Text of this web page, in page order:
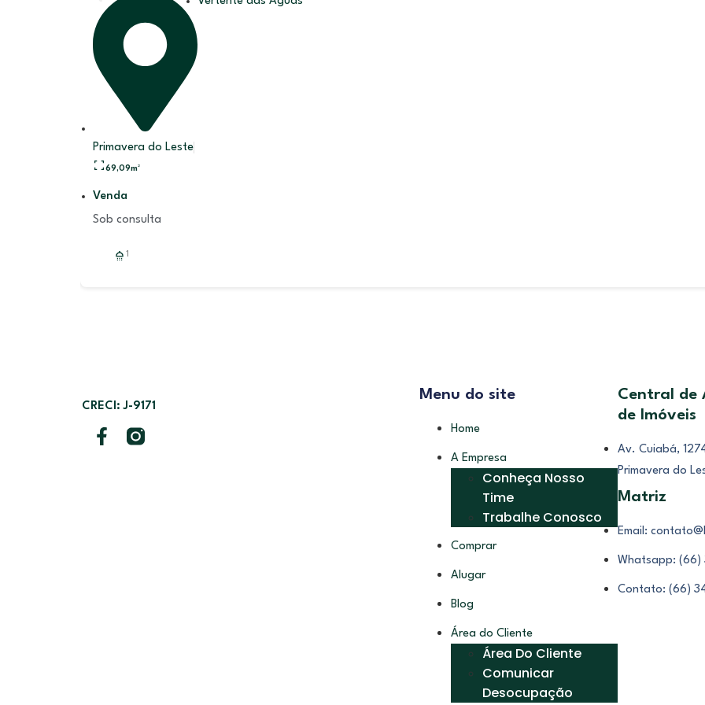
Primavera do Leste
69,09m²
Venda
Sob consulta
1
CRECI: J-9171
Menu do site
Home
A Empresa
Conheça Nosso
Time
Trabalhe Conosco
Comprar
Alugar
Blog
Área do Cliente
Área Do Cliente
Comunicar
Desocupação
Central de
de Imóveis
Av. Cuiabá,
Primavera do
Matriz
Email:
Whatsapp:
Contato: (66)